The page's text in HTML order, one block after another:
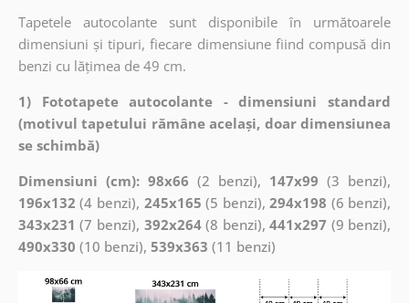
Tapetele autocolante sunt disponibile în următoarele
dimensiuni și tipuri, fiecare dimensiune fiind compusă din
benzi cu lățimea de 49 cm.
1) Fototapete autocolante - dimensiuni standard
(motivul tapetului rămâne același, doar dimensiunea
se schimbă)
Dimensiuni (cm): 98x66 (2 benzi), 147x99 (3 benzi),
196x132 (4 benzi), 245x165 (5 benzi),294x198 (6 benzi),
343x231 (7 benzi), 392x264(8 benzi),441x297 (9 benzi),
490x330 (10 benzi), 539x363 (11 benzi)